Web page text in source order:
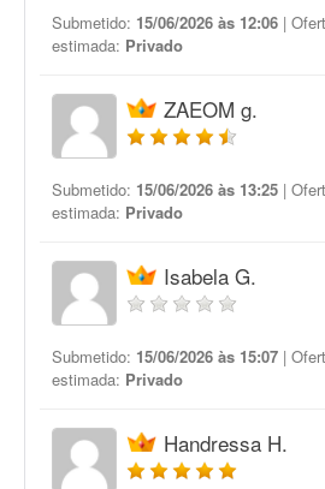
Submetido: 15/06/2026 às 12:06 |
estimada: Privado
ZAEOM g.
Submetido: 15/06/2026 às 13:25 |
estimada: Privado
Isabela G.
Submetido: 15/06/2026 às 15:07 |
estimada: Privado
Handressa H.